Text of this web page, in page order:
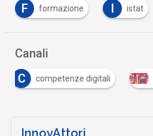
F
formazione I istat
Canali
C
competenze digitali
InnovAttori